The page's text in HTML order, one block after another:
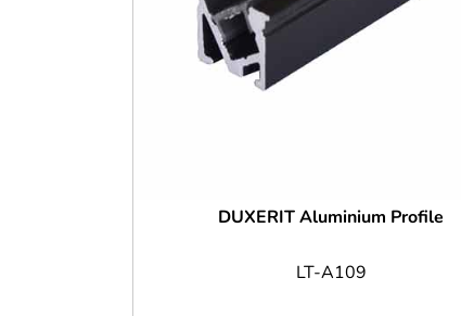
DUXERIT Aluminium Profile
LT-A109